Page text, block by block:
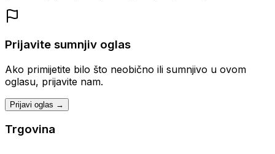
Prijavite sumnjiv oglas
Ako primijetite bilo što neobično ili sumnjivo u ovom
oglasu, prijavite nam.
Prijavi oglas →
Trgovina